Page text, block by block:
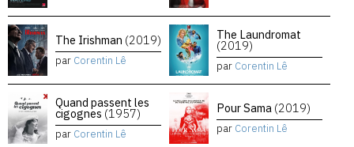
The Irishman (2019)
par Corentin Lê
The Laundromat
(2019)
par Corentin Lê
Quand passent les
cigognes (1957)
par Corentin Lê
Pour Sama (2019)
par Corentin Lê